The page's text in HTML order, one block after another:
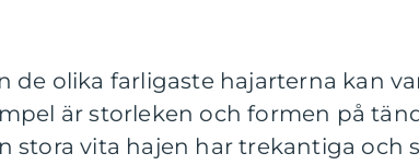
de olika farligaste hajarterna kan
är storleken och formen på
stora vita hajen har trekantiga och